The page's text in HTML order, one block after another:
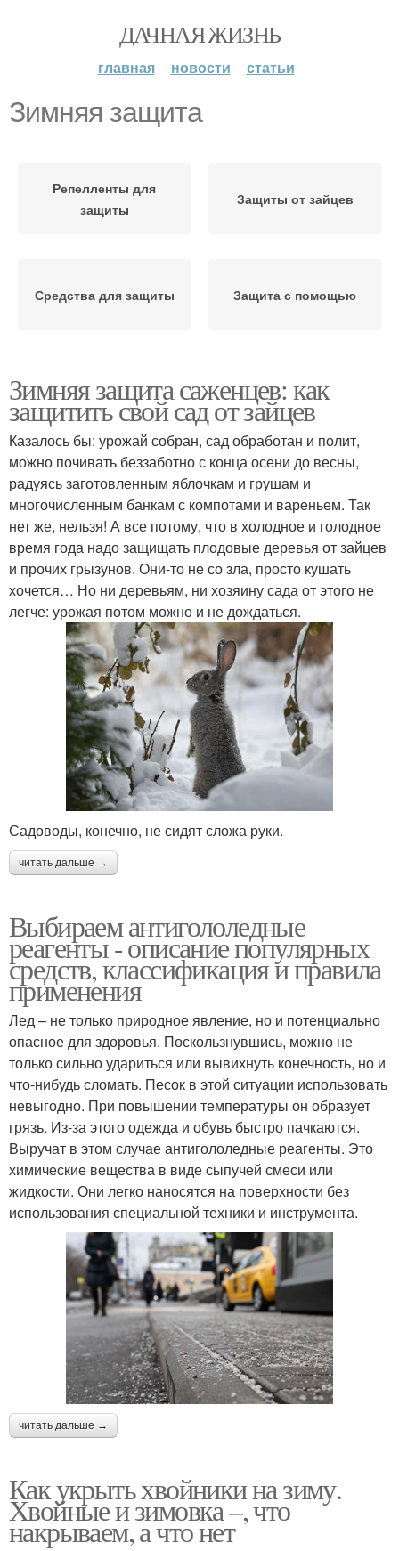
ДАЧНАЯ ЖИЗНЬ
главная новости статьи
Зимняя защита
Репелленты для
защиты
Защиты от зайцев
Средства для защиты Защита с помощью
Зимняя защита саженцев: как
защитить свой сад от зайцев
Казалось бы: урожай собран, сад обработан и полит,
можно почивать беззаботно с конца осени до весны,
радуясь заготовленным яблочкам и грушам и
многочисленным банкам с компотами и вареньем. Так
нет же, нельзя! А все потому, что в холодное и голодное
время года надо защищать плодовые деревья от зайцев
и прочих грызунов. Они-то не со зла, просто кушать
хочется… Но ни деревьям, ни хозяину сада от этого не
легче: урожая потом можно и не дождаться.
Садоводы, конечно, не сидят сложа руки.
читать дальше →
Выбираем антигололедные
реагенты - описание популярных
средств, классификация и правила
применения
Лед – не только природное явление, но и потенциально
опасное для здоровья. Поскользнувшись, можно не
только сильно удариться или вывихнуть конечность, но и
что-нибудь сломать. Песок в этой ситуации использовать
невыгодно. При повышении температуры он образует
грязь. Из-за этого одежда и обувь быстро пачкаются.
Выручат в этом случае антигололедные реагенты. Это
химические вещества в виде сыпучей смеси или
жидкости. Они легко наносятся на поверхности без
использования специальной техники и инструмента.
читать дальше →
Как укрыть хвойники на зиму.
Хвойные и зимовка –, что
накрываем, а что нет